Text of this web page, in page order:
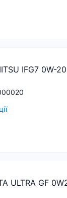
IFG7 0W-
ULTRA GF